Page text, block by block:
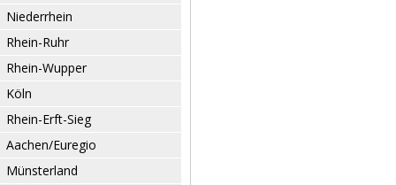
Niederrhein
Rhein-Ruhr
Rhein-Wupper
Köln
Rhein-Erft-Sieg
Aachen/Euregio
Münsterland